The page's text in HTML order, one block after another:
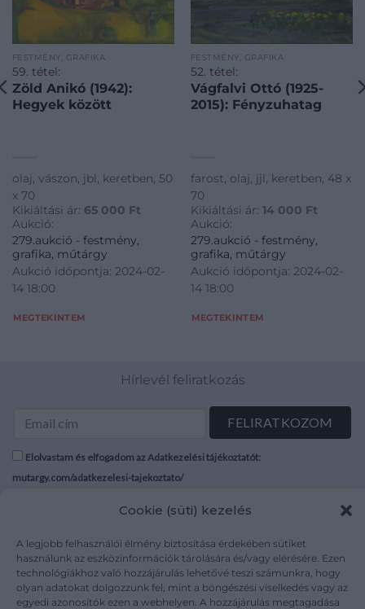
Cookie (süti) kezelés
A legjobb felhasználói élmény biztosítása érdekében sütiket
használunk az eszközinformációk tárolására és/vagy elérésére. Ezen
technológiákhoz való hozzájárulás lehetővé teszi számunkra, hogy
olyan adatokat dolgozzunk fel, mint a böngészési viselkedés vagy az
egyedi azonosítók ezen a webhelyen. A hozzájárulás megtagadása
FESTMÉNY, GRAFIKA
59. tétel:
Zöld Anikó (1942):
Hegyek között
olaj, vászon, jbl, keretben, 50
x 70
Kikiáltási ár: 65 000 Ft
Aukció:
279.aukció - festmény,
grafika, műtárgy
Aukció időpontja: 2024-02-
14 18:00
MEGTEKINTEM
FESTMÉNY, GRAFIKA
52. tétel:
Vágfalvi Ottó (1925-
2015): Fényzuhatag
farost, olaj, jjl, keretben, 48 x
70
Kikiáltási ár: 14 000 Ft
Aukció:
279.aukció - festmény,
grafika, műtárgy
Aukció időpontja: 2024-02-
14 18:00
MEGTEKINTEM
Hírlevél feliratkozás
Elolvastam és elfogadom az Adatkezelési tájékoztatót:
mutargy.com/adatkezelesi-tajekoztato/
Médiaajánlat
Karrier
Kapcsolat
Áraink
ÁSZF
Adatvédelem
Impresszum